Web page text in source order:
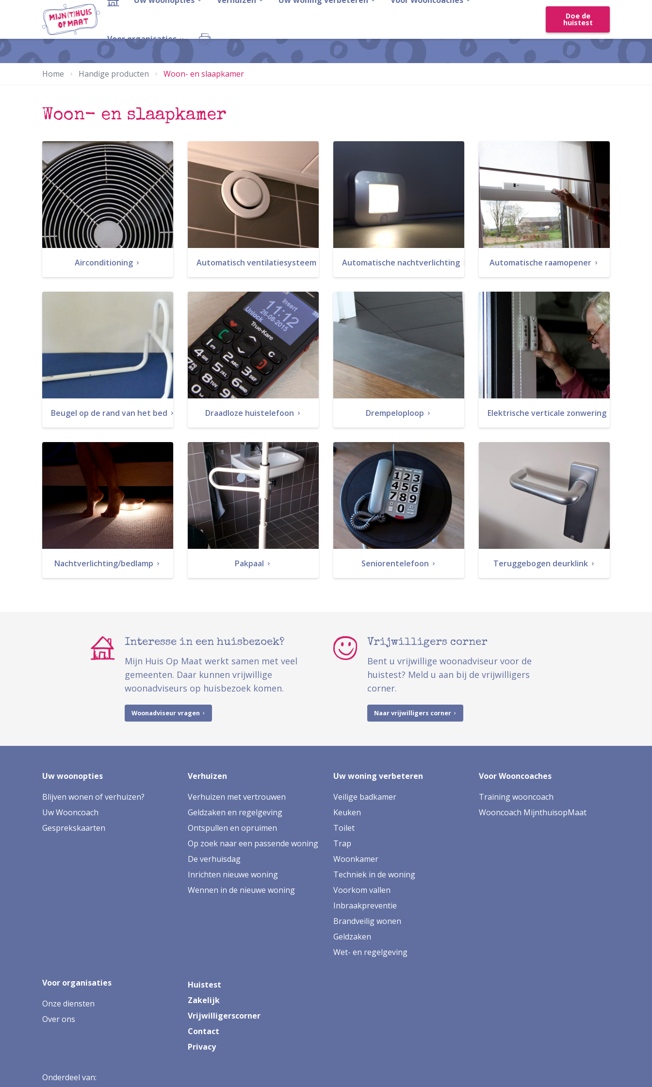
Voor organisaties
Doe de
huistest
Home Handige producten Woon- en slaapkamer
Woon- en slaapkamer
Airconditioning Automatisch ventilatiesysteem Automatische nachtverlichting Automatische raamopener
Beugel op de rand van het bed Draadloze huistelefoon Drempeloploop Elektrische verticale zonwering
Nachtverlichting/bedlamp Pakpaal Seniorentelefoon Teruggebogen deurklink
Interesse in een huisbezoek?
Mijn Huis Op Maat werkt samen met veel
gemeenten. Daar kunnen vrijwillige
woonadviseurs op huisbezoek komen.
Woonadviseur vragen
Vrijwilligers corner
Bent u vrijwillige woonadviseur voor de
huistest? Meld u aan bij de vrijwilligers
corner.
Naar vrijwilligers corner
Uw woonopties
Blijven wonen of verhuizen?
Uw Wooncoach
Gesprekskaarten
Verhuizen
Verhuizen met vertrouwen
Geldzaken en regelgeving
Ontspullen en opruimen
Op zoek naar een passende woning
De verhuisdag
Inrichten nieuwe woning
Wennen in de nieuwe woning
Uw woning verbeteren
Veilige badkamer
Keuken
Toilet
Trap
Woonkamer
Techniek in de woning
Voorkom vallen
Inbraakpreventie
Brandveilig wonen
Geldzaken
Wet- en regelgeving
Voor Wooncoaches
Training wooncoach
Wooncoach MijnthuisopMaat
Voor organisaties
Onze diensten
Over ons
Huistest
Zakelijk
Vrijwilligerscorner
Contact
Privacy
Onderdeel van: